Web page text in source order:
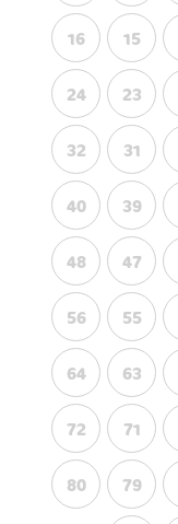
15
16
23
24
31
32
39
40
47
48
55
56
63
64
71
72
79
80